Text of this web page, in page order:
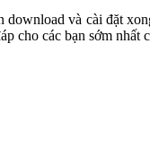
và cài đặt
cho các bạn sớm